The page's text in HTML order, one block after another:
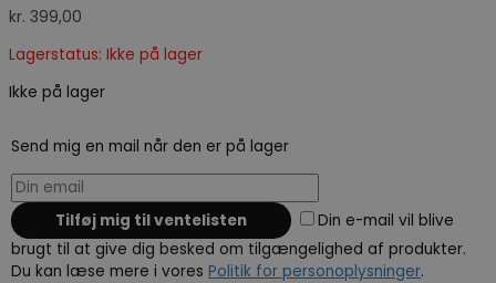
kr. 399,00
Lagerstatus: Ikke på lager
Ikke på lager
Send mig en mail når den er på lager
Din e-mail vil blive
brugt til at give dig besked om tilgængelighed af produkter.
Du kan læse mere i vores Politik for personoplysninger.